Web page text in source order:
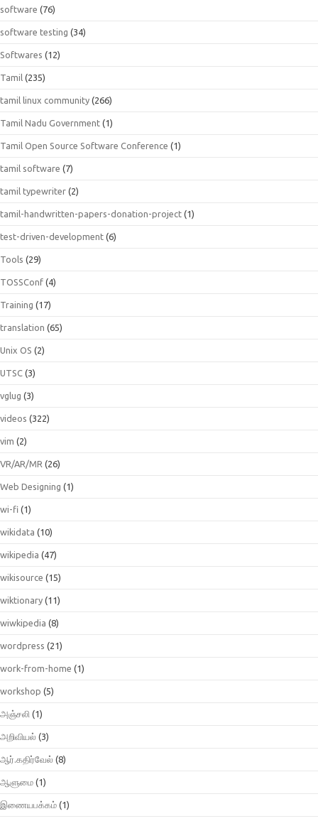
software (76)
software testing (34)
Softwares (12)
Tamil (235)
tamil linux community (266)
Tamil Nadu Government (1)
Tamil Open Source Software Conference (1)
tamil software (7)
tamil typewriter (2)
tamil-handwritten-papers-donation-project (1)
test-driven-development (6)
Tools (29)
TOSSConf (4)
Training (17)
translation (65)
Unix OS (2)
UTSC (3)
vglug (3)
videos (322)
vim (2)
VR/AR/MR (26)
Web Designing (1)
wi-fi (1)
wikidata (10)
wikipedia (47)
wikisource (15)
wiktionary (11)
wiwkipedia (8)
wordpress (21)
work-from-home (1)
workshop (5)
அஞ்சலி (1)
அறிவியல் (3)
ஆர்.கதிர்வேல் (8)
ஆளுமை (1)
இணையபக்கம் (1)